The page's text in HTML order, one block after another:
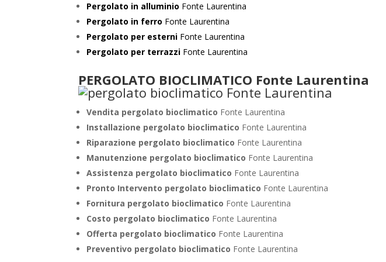
Pergolato in alluminio Fonte Laurentina
Pergolato in ferro Fonte Laurentina
Pergolato per esterni Fonte Laurentina
Pergolato per terrazzi Fonte Laurentina
PERGOLATO BIOCLIMATICO Fonte Laurentina
Vendita pergolato bioclimatico Fonte Laurentina
Installazione pergolato bioclimatico Fonte Laurentina
Riparazione pergolato bioclimatico Fonte Laurentina
Manutenzione pergolato bioclimatico Fonte Laurentina
Assistenza pergolato bioclimatico Fonte Laurentina
Pronto Intervento pergolato bioclimatico Fonte Laurentina
Fornitura pergolato bioclimatico Fonte Laurentina
Costo pergolato bioclimatico Fonte Laurentina
Offerta pergolato bioclimatico Fonte Laurentina
Preventivo pergolato bioclimatico Fonte Laurentina